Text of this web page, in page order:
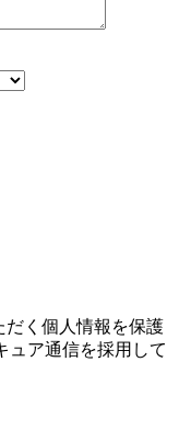
だく個人情報を保護
ュア通信を採用して